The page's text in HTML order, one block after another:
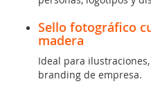
Sello fotográfico
madera
Ideal para
branding de empresa.